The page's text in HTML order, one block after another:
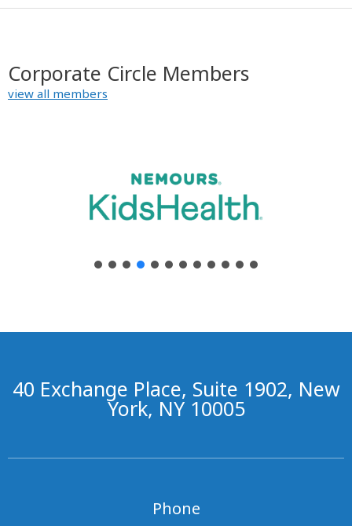
Corporate Circle Members
view all members
40 Exchange Place, Suite 1902, New
York, NY 10005
Phone